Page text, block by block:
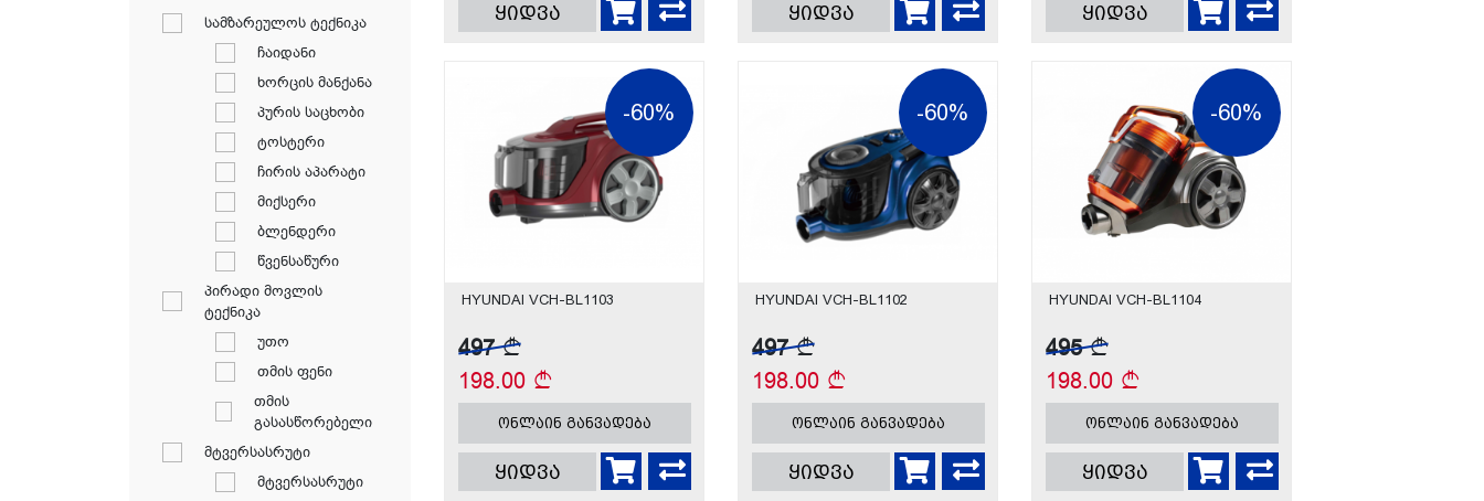
სამზარეულოს ტექნიკა
ჩაიდანი
ხორცის მანქანა
პურის საცხობი
ტოსტერი
ჩირის აპარატი
მიქსერი
ბლენდერი
წვენსაწური
პირადი მოვლის
ტექნიკა
უთო
თმის ფენი
თმის
გასასწორებელი
მტვერსასრუტი
მტვერსასრუტი
ყიდვა ყიდვა ყიდვა
-60%
HYUNDAI VCH-BL1103
497
198.00
ონლაინ განვადება
ყიდვა
-60%
HYUNDAI VCH-BL1102
497
198.00
ონლაინ განვადება
ყიდვა
-60%
HYUNDAI VCH-BL1104
495
198.00
ონლაინ განვადება
ყიდვა